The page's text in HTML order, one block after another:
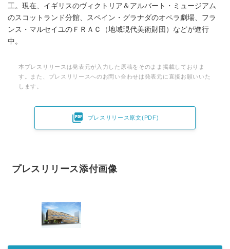
工。現在、イギリスのヴィクトリア＆アルバート・ミュージアム
のスコットランド分館、スペイン・グラナダのオペラ劇場、フラ
ンス・マルセイユのＦＲＡＣ（地域現代美術財団）などが進行
中。
本プレスリリースは発表元が入力した原稿をそのまま掲載しておりま
す。また、プレスリリースへのお問い合わせは発表元に直接お願いいた
します。
 プレスリリース原文(PDF)
プレスリリース添付画像